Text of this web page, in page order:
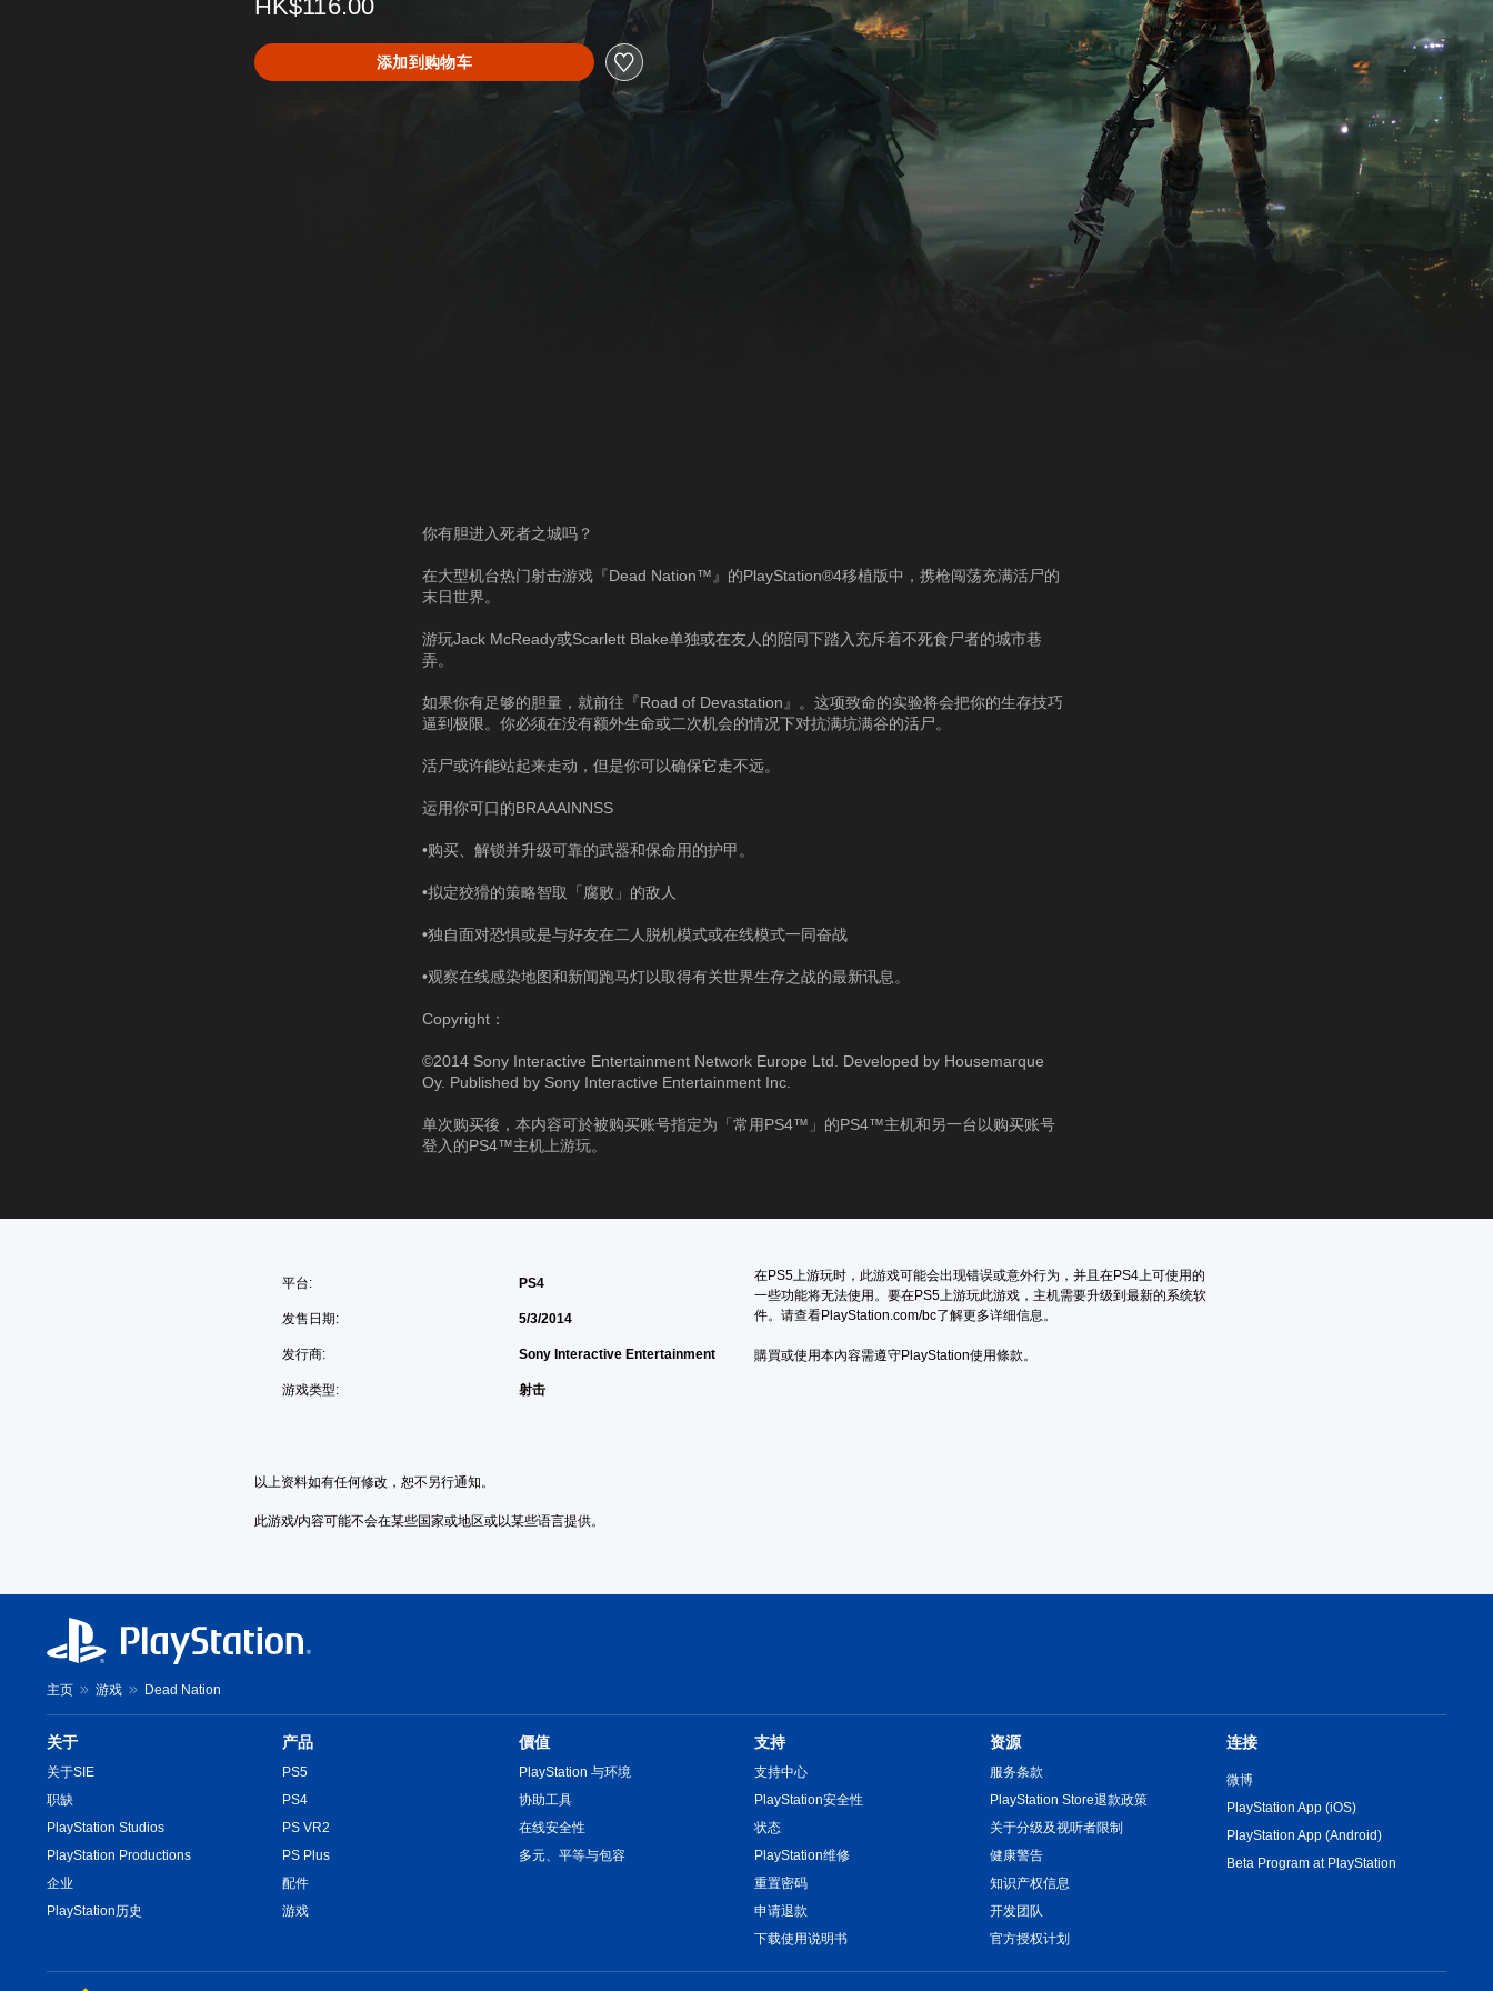
HK$116.00
添加到购物车
你有胆进入死者之城吗？
在大型机台热门射击游戏『Dead Nation™』的PlayStation®4移植版中，携枪闯荡充满活尸的
末日世界。
游玩Jack McReady或Scarlett Blake单独或在友人的陪同下踏入充斥着不死食尸者的城市巷
弄。
如果你有足够的胆量，就前往『Road of Devastation』。这项致命的实验将会把你的生存技巧
逼到极限。你必须在没有额外生命或二次机会的情况下对抗满坑满谷的活尸。
活尸或许能站起来走动，但是你可以确保它走不远。
运用你可口的BRAAAINNSS
•购买、解锁并升级可靠的武器和保命用的护甲。
•拟定狡猾的策略智取「腐败」的敌人
•独自面对恐惧或是与好友在二人脱机模式或在线模式一同奋战
•观察在线感染地图和新闻跑马灯以取得有关世界生存之战的最新讯息。
Copyright：
©2014 Sony Interactive Entertainment Network Europe Ltd. Developed by Housemarque
Oy. Published by Sony Interactive Entertainment Inc.
单次购买後，本内容可於被购买账号指定为「常用PS4™」的PS4™主机和另一台以购买账号
登入的PS4™主机上游玩。
平台: PS4
发售日期: 5/3/2014
发行商: Sony Interactive Entertainment
游戏类型: 射击
在PS5上游玩时，此游戏可能会出现错误或意外行为，并且在PS4上可使用的
一些功能将无法使用。要在PS5上游玩此游戏，主机需要升级到最新的系统软
件。请查看PlayStation.com/bc了解更多详细信息。
購買或使用本內容需遵守PlayStation使用條款。
以上资料如有任何修改，恕不另行通知。
此游戏/内容可能不会在某些国家或地区或以某些语言提供。
主页 游戏 Dead Nation
关于
关于SIE
职缺
PlayStation Studios
PlayStation Productions
企业
PlayStation历史
产品
PS5
PS4
PS VR2
PS Plus
配件
游戏
價值
PlayStation 与环境
协助工具
在线安全性
多元、平等与包容
支持
支持中心
PlayStation安全性
状态
PlayStation维修
重置密码
申请退款
下载使用说明书
资源
服务条款
PlayStation Store退款政策
关于分级及视听者限制
健康警告
知识产权信息
开发团队
官方授权计划
连接
微博
PlayStation App (iOS)
PlayStation App (Android)
Beta Program at PlayStation